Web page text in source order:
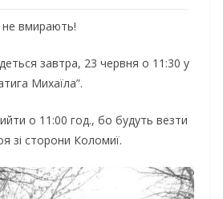
вмирають!
завтра, 23 червня о 11:30 у
Михаїла”.
о 11:00 год., бо будуть везти
зі сторони Коломиї.